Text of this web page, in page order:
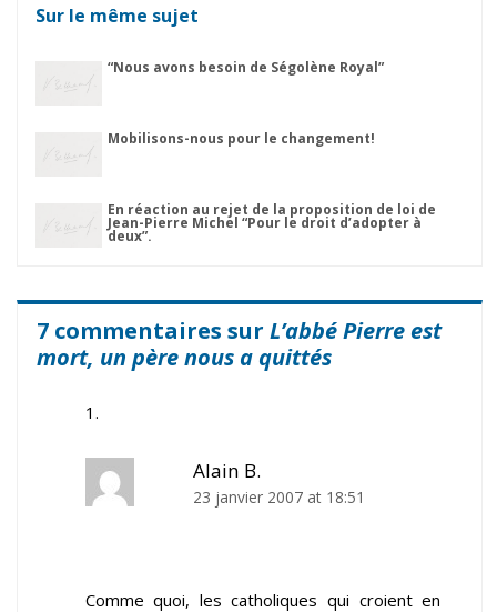
Sur le même sujet
“Nous avons besoin de Ségolène Royal”
Mobilisons-nous pour le changement!
En réaction au rejet de la proposition de loi de
Jean-Pierre Michel “Pour le droit d’adopter à
deux”.
7 commentaires sur L’abbé Pierre est
mort, un père nous a quittés
Alain B.
23 janvier 2007 at 18:51
Comme quoi, les catholiques qui croient en